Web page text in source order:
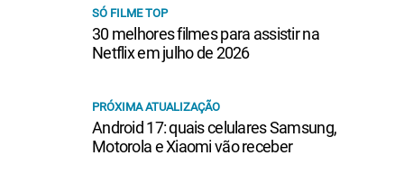
SÓ FILME TOP
30 melhores filmes para assistir na
Netflix em julho de 2026
PRÓXIMA ATUALIZAÇÃO
Android 17: quais celulares Samsung,
Motorola e Xiaomi vão receber